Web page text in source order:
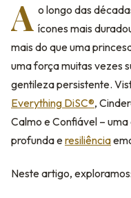
A o longo das
ícones mais
mais do que uma
uma força muitas vezes
gentileza persistente.
Everything DiSC®,
Calmo e Confiável –
profunda e resiliência
Neste artigo, exploramos: